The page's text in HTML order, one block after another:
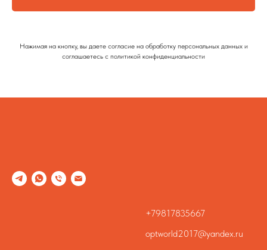
Нажимая на кнопку, вы даете согласие на обработку персональных данных и
соглашаетесь c политикой конфиденциальности
+79817835667
optworld2017@yandex.ru